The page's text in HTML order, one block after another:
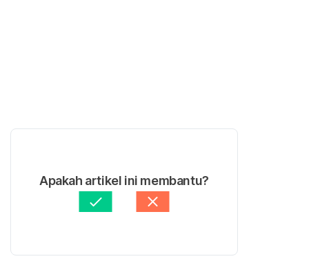
Apakah artikel ini membantu?